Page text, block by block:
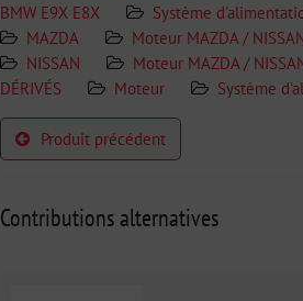
BMW E9X E8X
Système
MAZDA
Moteur MAZDA /
NISSAN
Moteur MAZDA /
DÉRIVÉS
Moteur Système
Produit précédent
Contributions alternatives